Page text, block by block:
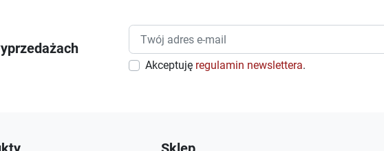
Akceptuję regulamin newslettera.